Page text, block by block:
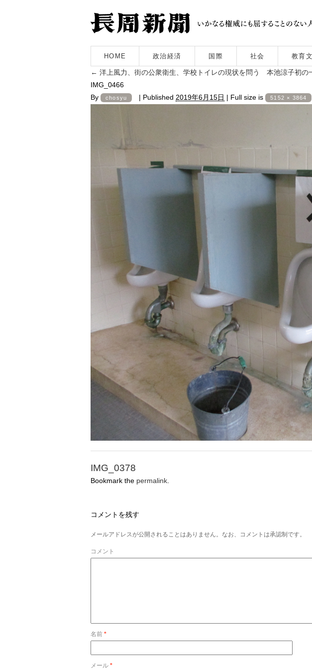
HOME 政治経済 国際 社会 教育
← 洋上風力、街の公衆衛生、学校トイレの現状を問う 本池涼子初の
IMG_0466
By
chosyu | Published 2019年6月15日 | Full size is 5152 × 3864
IMG_0378
Bookmark the permalink
コメントを残す
メールアドレスが公開されることはありません。なお、コメントは承認制です。
コメント
名前 *
メール *